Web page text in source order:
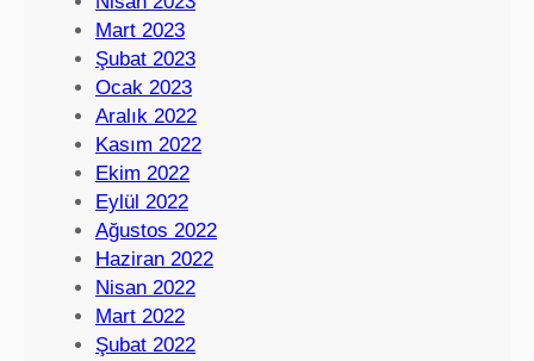
Mart 2023
Şubat 2023
Ocak 2023
Aralık 2022
Kasım 2022
Ekim 2022
Eylül 2022
Ağustos 2022
Haziran 2022
Nisan 2022
Mart 2022
Şubat 2022